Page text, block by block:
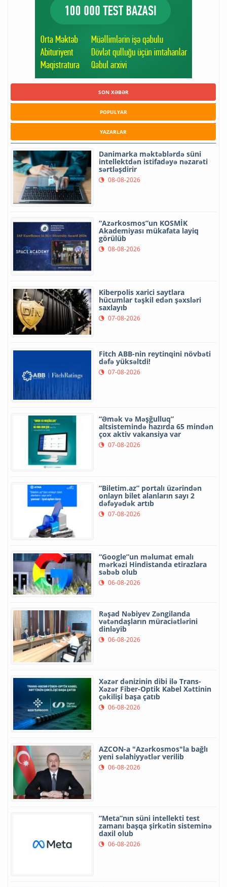
SON XƏBƏR
POPULYAR
YAZARLAR
Danimarka məktəblərdə süni
intellektdən istifadəyə nəzarəti
sərtləşdirir
08-08-2026
“Azərkosmos”un KOSMİK
Akademiyası mükafata layiq
görülüb
08-08-2026
Kiberpolis xarici saytlara
hücumlar təşkil edən şəxsləri
saxlayıb
07-08-2026
Fitch ABB-nin reytinqini növbəti
dəfə yüksəltdi!
07-08-2026
“Əmək və Məşğulluq”
altsistemində hazırda 65 mindən
çox aktiv vakansiya var
07-08-2026
“Biletim.az” portalı üzərindən
onlayn bilet alanların sayı 2
dəfəyədək artıb
07-08-2026
“Google”un məlumat emalı
mərkəzi Hindistanda etirazlara
səbəb olub
06-08-2026
Rəşad Nəbiyev Zəngilanda
vətəndaşların müraciətlərini
dinləyib
06-08-2026
Xəzər dənizinin dibi ilə Trans-
Xəzər Fiber-Optik Kabel Xəttinin
çəkilişi başa çatıb
06-08-2026
AZCON-a "Azərkosmos"la bağlı
yeni səlahiyyətlər verilib
06-08-2026
“Meta”nın süni intellekti test
zamanı başqa şirkətin sisteminə
daxil olub
06-08-2026